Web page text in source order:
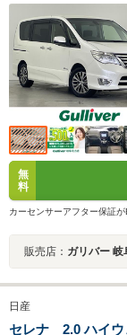
ー プッシュスター
無
料
カーセンサーアフター保証
販売店： ガリバー 岐
日産
セレナ 2.0 ハイウ